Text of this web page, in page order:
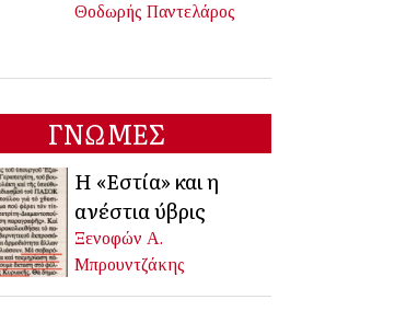
Θοδωρής Παντελάρος
ΓΝΩΜΕΣ
Η «Εστία» και η
ανέστια ύβρις
Ξενοφών Α.
Μπρουντζάκης